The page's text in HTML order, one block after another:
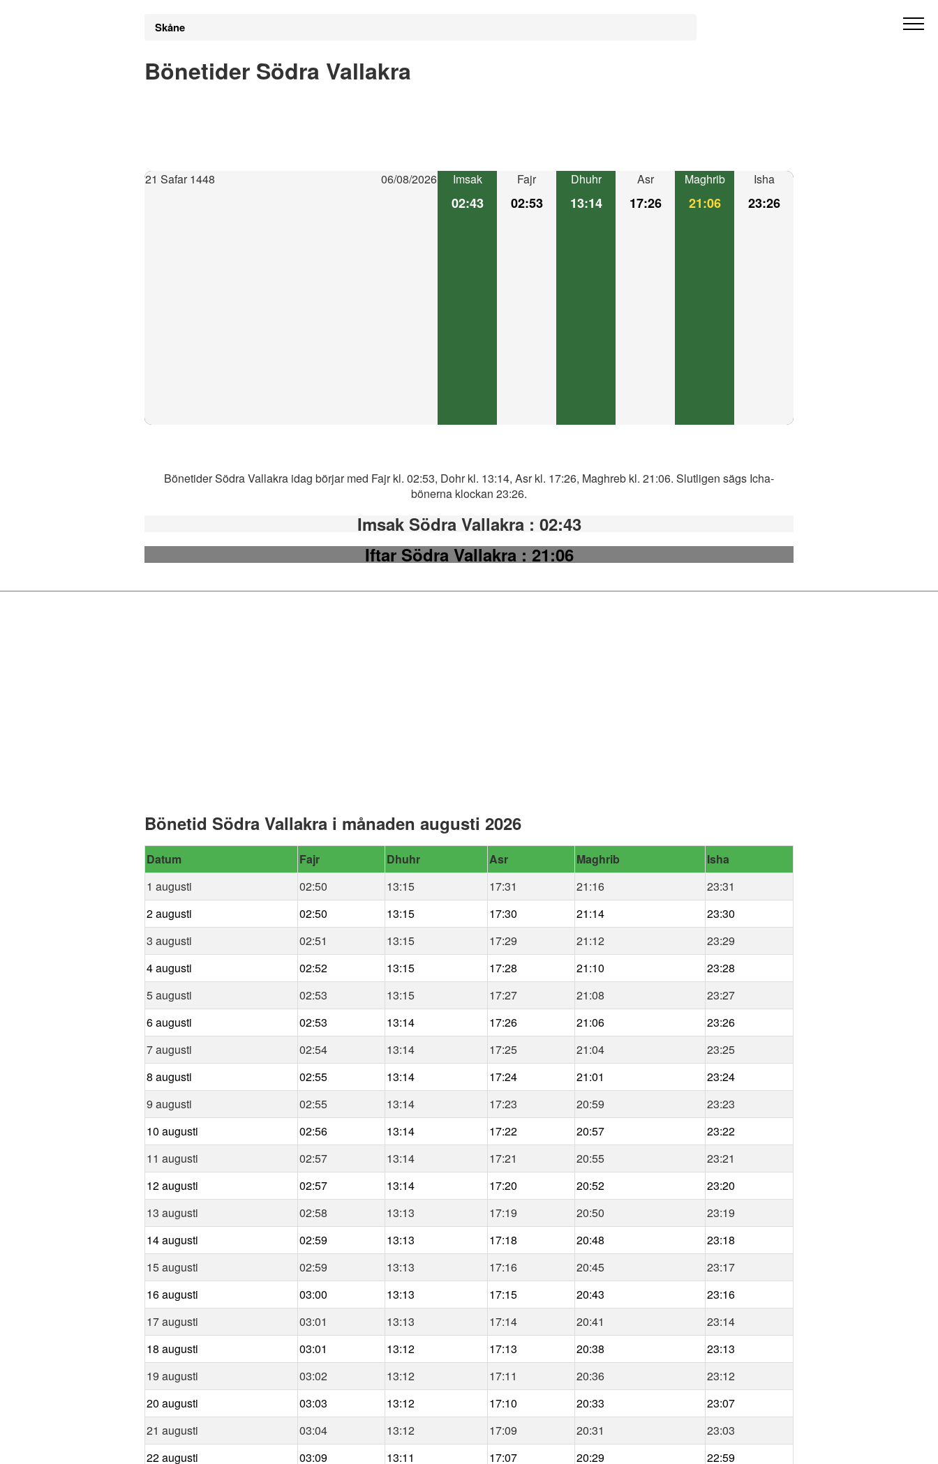
Skåne
Bönetider Södra Vallakra
21 Safar 1448 06/08/2026 Imsak
02:43
Fajr
02:53
Dhuhr
13:14
Asr
17:26
Maghrib
21:06
Isha
23:26
Bönetider Södra Vallakra idag börjar med Fajr kl. 02:53, Dohr kl. 13:14, Asr kl. 17:26, Maghreb kl. 21:06. Slutligen sägs Icha-
bönerna klockan 23:26.
Imsak Södra Vallakra : 02:43
Iftar Södra Vallakra: 21:06
Bönetid Södra Vallakra i månaden augusti 2026
Datum Fajr Dhuhr Asr Maghrib
Isha
1 augusti
02:50 13:15 17:31 21:16
23:31
2 augusti
02:50 13:15 17:30 21:14
23:30
3 augusti
02:51 13:15 17:29 21:12
23:29
4 augusti
02:52 13:15 17:28 21:10
23:28
5 augusti
02:53 13:15 17:27 21:08
23:27
6 augusti
02:53 13:14 17:26 21:06
23:26
7 augusti
02:54 13:14 17:25 21:04
23:25
8 augusti
02:55 13:14 17:24 21:01
23:24
9 augusti
02:55 13:14 17:23 20:59
23:23
10 augusti
02:56 13:14 17:22 20:57
23:22
11 augusti
02:57 13:14 17:21 20:55
23:21
12 augusti
02:57 13:14 17:20 20:52
23:20
13 augusti
02:58 13:13 17:19 20:50
23:19
14 augusti
02:59 13:13 17:18 20:48
23:18
15 augusti
02:59 13:13 17:16 20:45
23:17
16 augusti
03:00 13:13 17:15 20:43
23:16
17 augusti
03:01 13:13 17:14 20:41
23:14
18 augusti
03:01 13:12 17:13 20:38
23:13
19 augusti
03:02 13:12 17:11 20:36
23:12
20 augusti
03:03 13:12 17:10 20:33
23:07
21 augusti
03:04 13:12 17:09 20:31
23:03
22 augusti
03:09 13:11 17:07 20:29
22:59